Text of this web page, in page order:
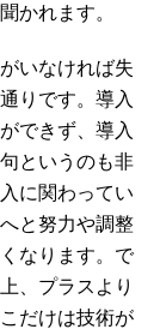
かれます。
いなければ失
りです。導入
できず、導入
というのも非
に関わってい
と努力や調整
なります。で
、プラスより
だけは技術が